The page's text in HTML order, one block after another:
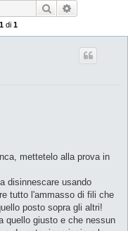
Cerca
1 di 1
mettetelo alla prova in
disinnescare usando
tutto l'ammasso di fili che
posto sopra gli altri!
quello giusto e che nessun